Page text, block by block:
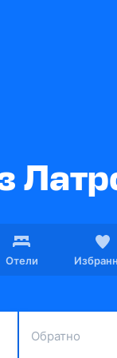
Отели
Обратно